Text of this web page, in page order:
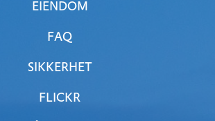
EIENDOM
FAQ
SIKKERHET
FLICKR